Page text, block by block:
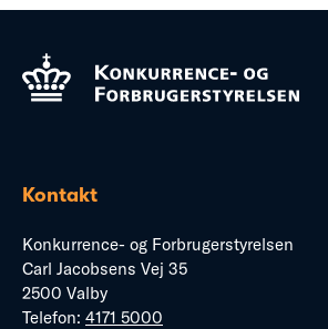
Kontakt
Konkurrence- og Forbrugerstyrelsen
Carl Jacobsens Vej 35
2500 Valby
Telefon: 4171 5000